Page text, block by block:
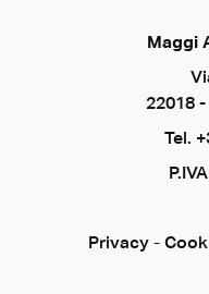
Maggi
22018
Tel.
Privacy -